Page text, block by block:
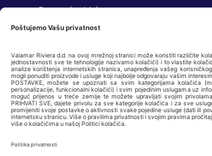
Sunny by Valamar
Valamar Camping
Istraži na Valamar.com
Slijedite nas na: